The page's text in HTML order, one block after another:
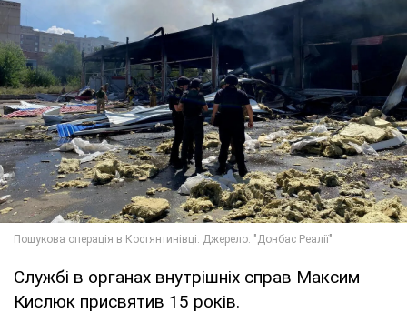
Службі в органах внутрішніх справ Максим
Кислюк присвятив 15 років.